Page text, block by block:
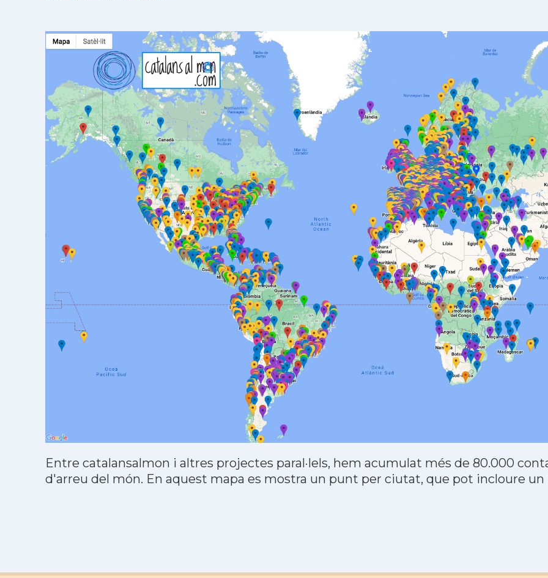
Entre catalansalmon i altres projectes paral·lels, hem acumulat més de 80.000
d'arreu del món. En aquest mapa es mostra un punt per ciutat, que pot incloure un